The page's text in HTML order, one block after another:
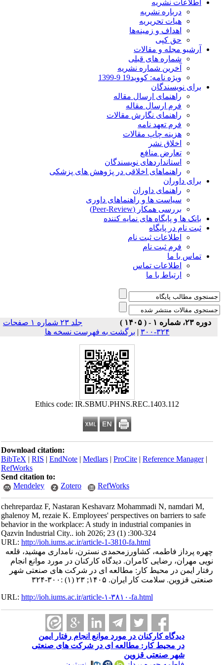
اطلاعات نشریه
درباره نشریه
هیات تحریریه
اهداف و زمینه‌ها
حق کپی
آرشیو مجله و مقالات
شماره های قبلی
آخرین شماره نشریه
ویژه نامه: کووید19 9-1399
برای نویسندگان
راهنمای ارسال مقاله
فرم ارسال مقاله
راهنمای نگارش مقالات
فرم تعهد نامه
هزینه چاپ مقالات
اخلاق نشر
تعارض منافع
استانداردهای نویسندگان
راهنماهای اخلاقی در پژوهش های پزشکی
برای داوران
راهنمای داوران
سیاست ها و راهنماهای داوری
بررسی همکار (Peer-Review)
بانک ها و پایگاه های نمایه کننده
ثبت نام در پایگاه
اطلاعات ثبت نام
فرم ثبت نام
تماس با ما
اطلاعات تماس
ارتباط با ما
دوره ۲۳، شماره ۱ - ( ۱۴۰۵ )
جلد ۲۳ شماره ۱ صفحات
۳۲۴-۳۰۰
|برگشت به فهرست نسخه ها
Ethics code: IR.SBMU.PHNS.REC.1403.112
Download citation:
BibTeX|RIS|EndNote|Medlars|ProCite|Reference Manager
RefWorks
Send citation to:
Mendeley
Zotero RefWorks
chehrepardaz F, Nastaran Keshavarz Mohammadi N, namdari M,
ghalenoy M, rezaie K. Employees' perspectives on barriers to safe
behavior in the workplace: A study in industrial companies in
Qazvin Industrial City.. ioh 2026; 23 (1) :300-324
URL:http://ioh.iums.ac.ir/article-1-3810-fa.html
چهره پرداز فاطمه، کشاورزمحمدی نسترن، نامداری مهشید، قلعه
نویی مهران، رضایی کامران. دیدگاه کارکنان در مورد موانع انجام
رفتار ایمن در محیط کار: مطالعه ای در شرکت های صنعتی شهر
صنعتی قزوین. سلامت كار ايران. ۱۴۰۵; ۲۳ (۱) :۳۰۰-۳۲۴
URL:http://ioh.iums.ac.ir/article-۱-۳۸۱۰-fa.html
دیدگاه کارکنان در مورد موانع انجام رفتار ایمن
در محیط کار: مطالعه ای در شرکت های صنعتی
شهر صنعتی قزوین